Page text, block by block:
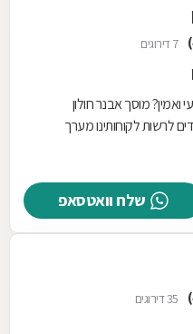
7 דירוגים
מוסך אבנר חולון
לרשות לקוחותינו מערך
שלח וואטסאפ
35 דירוגים